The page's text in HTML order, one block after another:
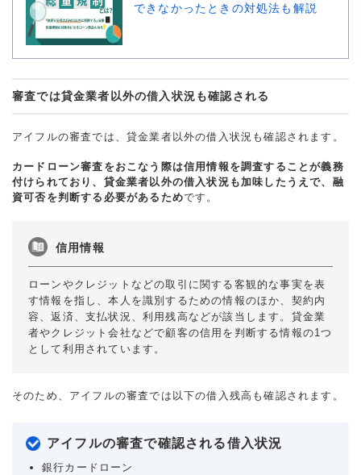
できなかったときの対処法も解説
審査では貸金業者以外の借入状況も確認される
アイフルの審査では、貸金業者以外の借入状況も確認されます。
カードローン審査をおこなう際は信用情報を調査することが義務
付けられており、貸金業者以外の借入状況も加味したうえで、融
資可否を判断する必要があるためです。
信用情報
ローンやクレジットなどの取引に関する客観的な事実を表
す情報を指し、本人を識別するための情報のほか、契約内
容、返済、支払状況、利用残高などが該当します。貸金業
者やクレジット会社などで顧客の信用を判断する情報の1つ
として利用されています。
そのため、アイフルの審査では以下の借入残高も確認されます。
アイフルの審査で確認される借入状況
銀行カードローン